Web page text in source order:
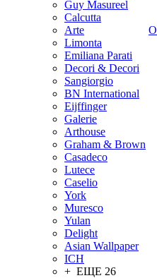
Guy Masureel
Calcutta
Arte
Limonta
Emiliana Parati
Decori & Decori
Sangiorgio
BN International
Eijffinger
Galerie
Arthouse
Graham & Brown
Casadeco
Lutece
Caselio
York
Muresco
Yulan
Delight
Asian Wallpaper
ICH
+ ЕЩЕ 26